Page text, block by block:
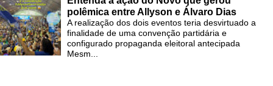
polêmica entre Allyson e Álvaro Dias
A realização dos dois eventos teria desvirtuado a
finalidade de uma convenção partidária e
configurado propaganda eleitoral antecipada
Mesm...